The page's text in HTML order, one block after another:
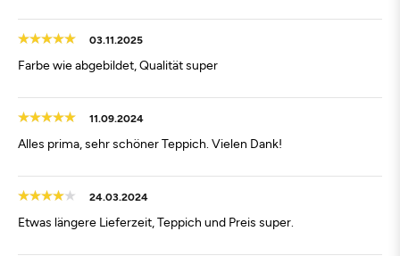
03.11.2025
Farbe wie abgebildet, Qualität super
11.09.2024
Alles prima, sehr schöner Teppich. Vielen Dank!
24.03.2024
Etwas längere Lieferzeit, Teppich und Preis super.